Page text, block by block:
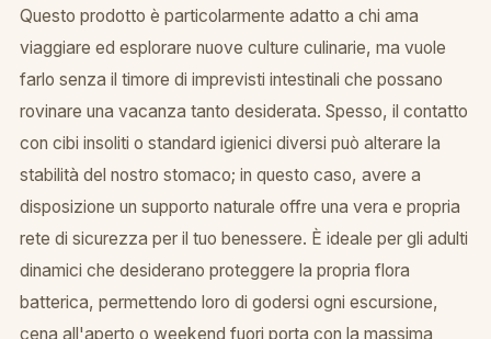
Questo prodotto è particolarmente adatto a chi ama
viaggiare ed esplorare nuove culture culinarie, ma vuole
farlo senza il timore di imprevisti intestinali che possano
rovinare una vacanza tanto desiderata. Spesso, il contatto
con cibi insoliti o standard igienici diversi può alterare la
stabilità del nostro stomaco; in questo caso, avere a
disposizione un supporto naturale offre una vera e propria
rete di sicurezza per il tuo benessere. È ideale per gli adulti
dinamici che desiderano proteggere la propria flora
batterica, permettendo loro di godersi ogni escursione,
cena all'aperto o weekend fuori porta con la massima